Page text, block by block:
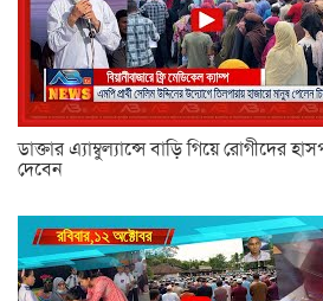
ডাক্তার এ্যাম্বুল্যান্সে বাড়ি গিয়ে রোগীদের
দেবেন